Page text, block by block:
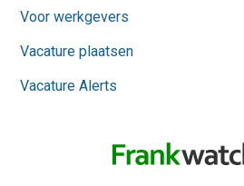
Voor werkgevers
Vacature plaatsen
Vacature Alerts